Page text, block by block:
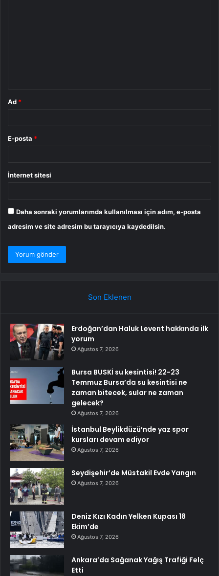
Ad *
E-posta *
İnternet sitesi
Daha sonraki yorumlarımda kullanılması için adım, e-posta
adresim ve site adresim bu tarayıcıya kaydedilsin.
Son Eklenen
Erdoğan’dan Haluk Levent hakkında ilk
yorum
Ağustos 7, 2026
Bursa BUSKİ su kesintisi! 22-23
Temmuz Bursa’da su kesintisi ne
zaman bitecek, sular ne zaman
gelecek?
Ağustos 7, 2026
İstanbul Beylikdüzü’nde yaz spor
kursları devam ediyor
Ağustos 7, 2026
Seydişehir’de Müstakil Evde Yangın
Ağustos 7, 2026
Deniz Kızı Kadın Yelken Kupası 18
Ekim’de
Ağustos 7, 2026
Ankara’da Sağanak Yağış Trafiği Felç
Etti